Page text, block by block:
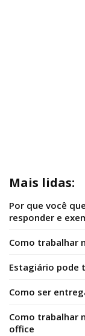
Mais lidas:
Por que você
responder e
Como trabalhar
Estagiário pode
Como ser
Como trabalhar
office